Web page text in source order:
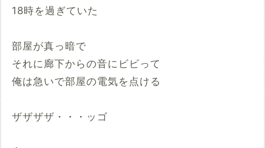
18時を過ぎていた
部屋が真っ暗で
それに廊下からの音にビビって
俺は急いで部屋の電気を点ける
ザザザザ・・・ッゴ